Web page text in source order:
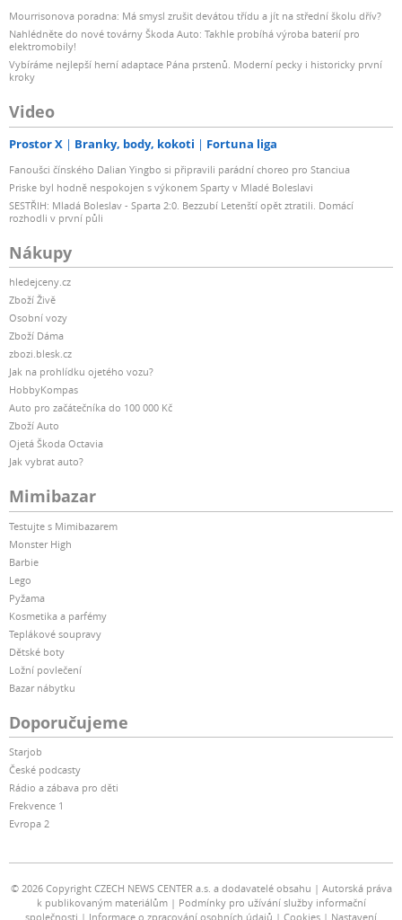
Mourrisonova poradna: Má smysl zrušit devátou třídu a jít na střední školu dřív?
Nahlédněte do nové továrny Škoda Auto: Takhle probíhá výroba baterií pro
elektromobily!
Vybíráme nejlepší herní adaptace Pána prstenů. Moderní pecky i historicky první
kroky
Video
Prostor X Branky, body, kokoti Fortuna liga
Fanoušci čínského Dalian Yingbo si připravili parádní choreo pro Stanciua
Priske byl hodně nespokojen s výkonem Sparty v Mladé Boleslavi
SESTŘIH: Mladá Boleslav - Sparta 2:0. Bezzubí Letenští opět ztratili. Domácí
rozhodli v první půli
Nákupy
hledejceny.cz
Zboží Živě
Osobní vozy
Zboží Dáma
zbozi.blesk.cz
Jak na prohlídku ojetého vozu?
HobbyKompas
Auto pro začátečníka do 100 000 Kč
Zboží Auto
Ojetá Škoda Octavia
Jak vybrat auto?
Mimibazar
Testujte s Mimibazarem
Monster High
Barbie
Lego
Pyžama
Kosmetika a parfémy
Teplákové soupravy
Dětské boty
Ložní povlečení
Bazar nábytku
Doporučujeme
Starjob
České podcasty
Rádio a zábava pro děti
Frekvence 1
Evropa 2
© 2026 Copyright CZECH NEWS CENTER a.s. a dodavatelé obsahu
Autorská práva
k publikovaným materiálům
Podmínky pro užívání služby informační
společnosti
Informace o zpracování osobních údajů Cookies Nastavení